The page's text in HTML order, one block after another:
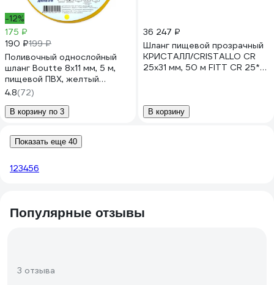
-12%
175 ₽
190 ₽199 ₽
Поливочный однослойный
шланг Boutte 8x11 мм, 5 м,
пищевой ПВХ, желтый
2220115
4.8(72)
В корзину по 3
36 247 ₽
Шланг пищевой прозрачный
КРИСТАЛЛ/CRISTALLO CR
25х31 мм, 50 м FITT CR 25*31
В корзину
Показать еще 40
123456
Популярные отзывы
3 отзыва